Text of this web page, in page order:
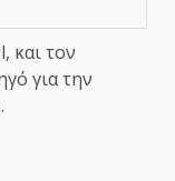
και τον
για την